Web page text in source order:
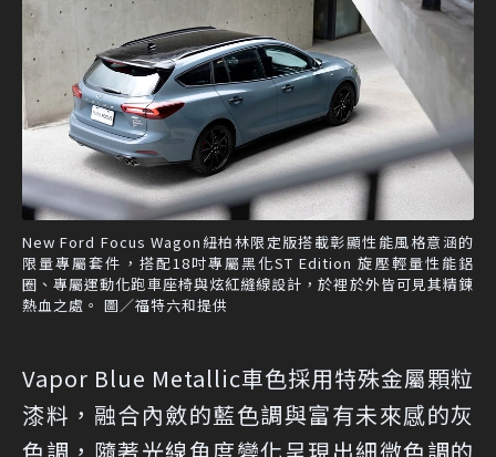
New Ford Focus Wagon紐柏林限定版搭載彰顯性能風格意涵的
限量專屬套件，搭配18吋專屬黑化ST Edition 旋壓輕量性能鋁
圈、專屬運動化跑車座椅與炫紅縫線設計，於裡於外皆可見其精鍊
熱血之處。 圖／福特六和提供
Vapor Blue Metallic車色採用特殊金屬顆粒
漆料，融合內斂的藍色調與富有未來感的灰